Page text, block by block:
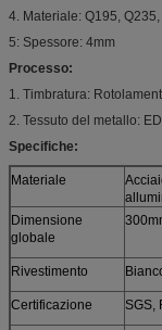
4. Materiale: Q195, Q235,
5: Spessore: 4mm
Processo:
1. Timbratura:
2. Tessuto del metallo:
Specifiche:
Materiale
Dimensione
globale
Rivestimento
Certificazione SGS,